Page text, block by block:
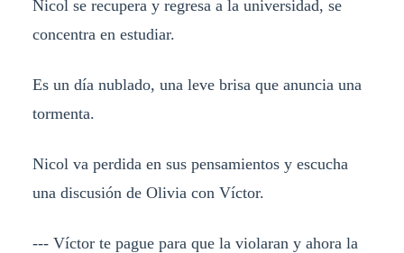
Nicol se recupera y regresa a la universidad, se
concentra en estudiar.
Es un día nublado, una leve brisa que anuncia una
tormenta.
Nicol va perdida en sus pensamientos y escucha
una discusión de Olivia con Víctor.
--- Víctor te pague para que la violaran y ahora la